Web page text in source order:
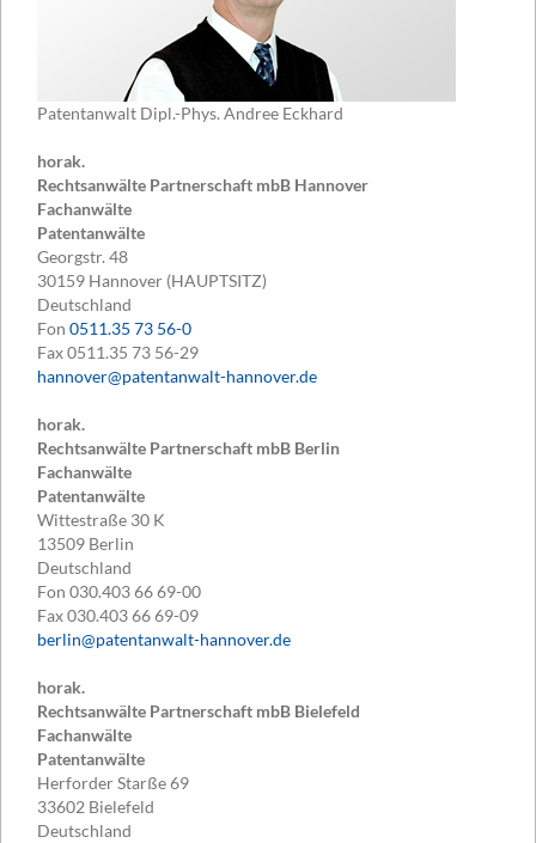
Patentanwalt Dipl.-Phys. Andree Eckhard
horak.
Rechtsanwälte Partnerschaft mbB Hannover
Fachanwälte
Patentanwälte
Georgstr. 48
30159 Hannover (HAUPTSITZ)
Deutschland
Fon 0511.35 73 56-0
Fax0511.35 73 56-29
hannover@patentanwalt-hannover.de
horak.
Rechtsanwälte Partnerschaft mbB Berlin
Fachanwälte
Patentanwälte
Wittestraße 30 K
13509 Berlin
Deutschland
Fon 030.403 66 69-00
Fax030.403 66 69-09
berlin@patentanwalt-hannover.de
horak.
Rechtsanwälte Partnerschaft mbB Bielefeld
Fachanwälte
Patentanwälte
Herforder Starße 69
33602 Bielefeld
Deutschland